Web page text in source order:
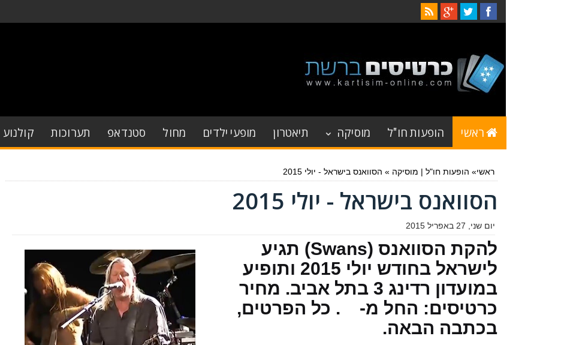
ראשי הופעות חו"ל מוסיקה תיאטרון מופעי ילדים מחול סטנדאפ תערוכות קולנוע
ראשי» הופעות חו"ל | מוסיקה » הסוואנס בישראל - יולי 2015
הסוואנס בישראל - יולי 2015
יום שני, 27 באפריל 2015
להקת הסוואנס (Swans) תגיע
לישראל בחודש יולי 2015 ותופיע
במועדון רדינג 3 בתל אביב. מחיר
כרטיסים: החל מ- . כל הפרטים,
בכתבה הבאה.